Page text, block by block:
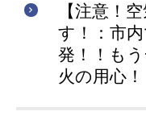
【注意！
す！：市
発！！も
火の用心！